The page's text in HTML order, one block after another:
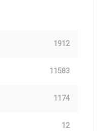
1912
11583
1174
12